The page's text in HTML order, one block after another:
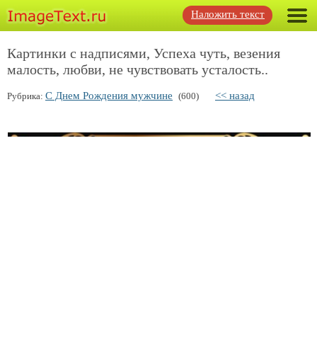
Наложить текст
Картинки с надписями, Успеха чуть, везения
малость, любви, не чувствовать усталость..
Рубрика: С Днем Рождения мужчине (600) << назад